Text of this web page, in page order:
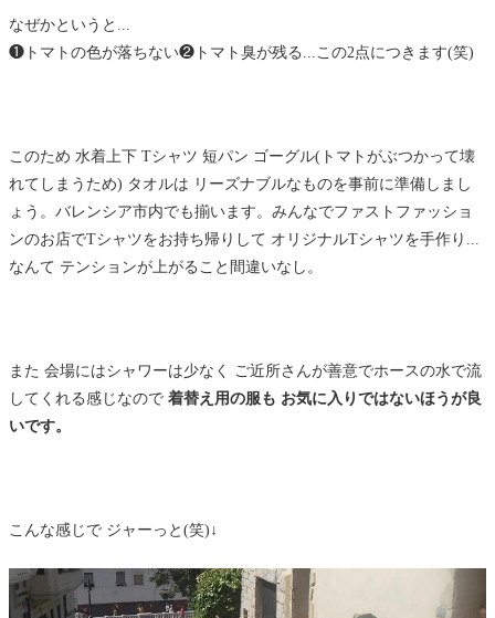
なぜかというと...
❶トマトの色が落ちない❷トマト臭が残る...この2点につきます(笑)
このため 水着上下 Tシャツ 短パン ゴーグル(トマトがぶつかって壊
れてしまうため) タオルは リーズナブルなものを事前に準備しまし
ょう。バレンシア市内でも揃います。みんなでファストファッショ
ンのお店でTシャツをお持ち帰りして オリジナルTシャツを手作り...
なんて テンションが上がること間違いなし。
また 会場にはシャワーは少なく ご近所さんが善意でホースの水で流
してくれる感じなので 着替え用の服も お気に入りではないほうが良
いです。
こんな感じで ジャーっと(笑)↓